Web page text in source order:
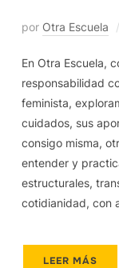
por Otra Escuela
En Otra Escuela,
responsabilidad
feminista,
cuidados, sus
consigo misma,
entender y
estructurales,
cotidianidad, con
LEER MÁS